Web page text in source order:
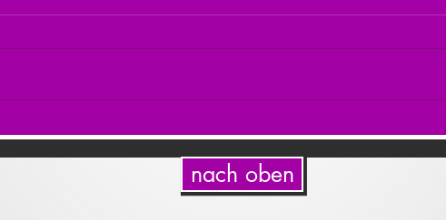
nach oben